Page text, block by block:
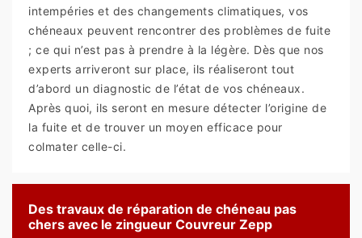
intempéries et des changements climatiques, vos
chéneaux peuvent rencontrer des problèmes de fuite
; ce qui n’est pas à prendre à la légère. Dès que nos
experts arriveront sur place, ils réaliseront tout
d’abord un diagnostic de l’état de vos chéneaux.
Après quoi, ils seront en mesure détecter l’origine de
la fuite et de trouver un moyen efficace pour
colmater celle-ci.
Des travaux de réparation de chéneau pas
chers avec le zingueur Couvreur Zepp